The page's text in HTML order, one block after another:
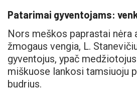
Patarimai gyventojams:
Nors meškos paprastai nėra
žmogaus vengia, L.
gyventojus, ypač
miškuose lankosi tamsiuoju
budrius.